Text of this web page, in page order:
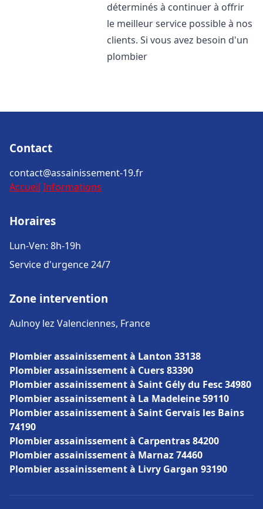
déterminés à continuer à offrir
le meilleur service possible à nos
clients. Si vous avez besoin d'un
plombier
Contact
contact@assainissement-19.fr
Accueil Informations
Horaires
Lun-Ven: 8h-19h
Service d'urgence 24/7
Zone intervention
Aulnoy lez Valenciennes, France
Plombier assainissement à Lanton 33138
Plombier assainissement à Cuers 83390
Plombier assainissement à Saint Gély du Fesc 34980
Plombier assainissement à La Madeleine 59110
Plombier assainissement à Saint Gervais les Bains
74190
Plombier assainissement à Carpentras 84200
Plombier assainissement à Marnaz 74460
Plombier assainissement à Livry Gargan 93190